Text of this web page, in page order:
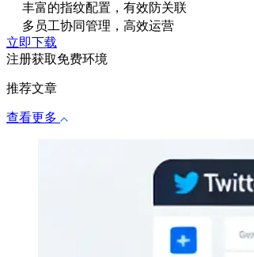
丰富的指纹配置，有效防关联
多员工协同管理，高效运营
立即下载
注册获取免费环境
推荐文章
查看更多